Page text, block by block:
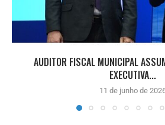
AUDITOR FISCAL MUNICIPAL
EXECUTIVA...
11 de junho de